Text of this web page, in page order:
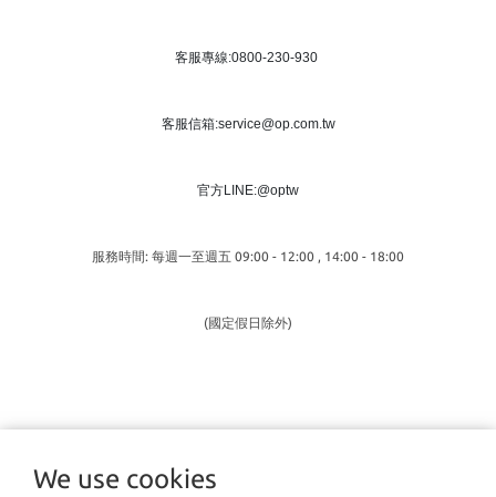
We use cookies
客服專線:0800-230-930
客服信箱:service@op.com.tw
官方LINE:@optw
服務時間: 每週一至週五 09:00 - 12:00 , 14:00 - 18:00
(國定假日除外)